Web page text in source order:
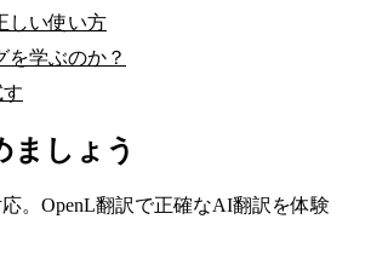
しい使い方
を学ぶのか？
す
ましょう
。OpenL翻訳で正確なAI翻訳を体験